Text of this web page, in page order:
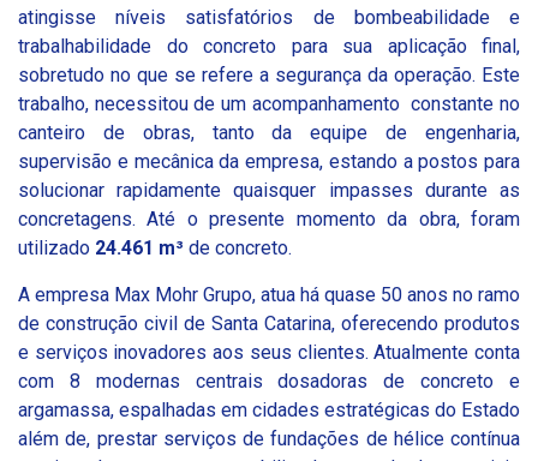
atingisse níveis satisfatórios de bombeabilidade e
trabalhabilidade do concreto para sua aplicação final,
sobretudo no que se refere a segurança da operação. Este
trabalho, necessitou de um acompanhamento constante no
canteiro de obras, tanto da equipe de engenharia,
supervisão e mecânica da empresa, estando a postos para
solucionar rapidamente quaisquer impasses durante as
concretagens. Até o presente momento da obra, foram
utilizado 24.461 m³ de concreto.
A empresa Max Mohr Grupo, atua há quase 50 anos no ramo
de construção civil de Santa Catarina, oferecendo produtos
e serviços inovadores aos seus clientes. Atualmente conta
com 8 modernas centrais dosadoras de concreto e
argamassa, espalhadas em cidades estratégicas do Estado
além de, prestar serviços de fundações de hélice contínua